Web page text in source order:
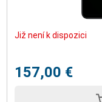
Již není k dispozici
157,00 €